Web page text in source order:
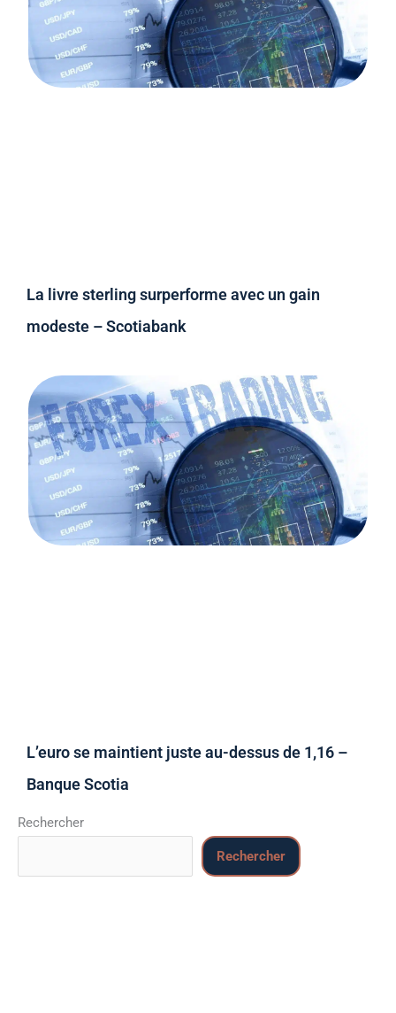
La livre sterling surperforme avec un gain
modeste – Scotiabank
L’euro se maintient juste au-dessus de 1,16 –
Banque Scotia
Rechercher
Rechercher